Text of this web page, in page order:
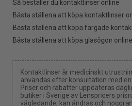
Så beställer du kontaktlinser online
Bästa ställena att köpa kontaktlinser
Bästa ställena att köpa färgade
Bästa ställena att köpa glasögon
Kontaktlinser är medicinskt
användas efter konsultation med
Priser och rabatter uppdateras
butiker i Sverige av Lenspricers
vägledande, kan ändras och